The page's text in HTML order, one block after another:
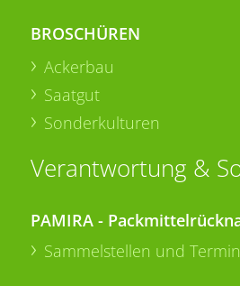
BROSCHÜREN
Ackerbau
Saatgut
Sonderkulturen
Verantwortung &
PAMIRA -
Sammelstellen und